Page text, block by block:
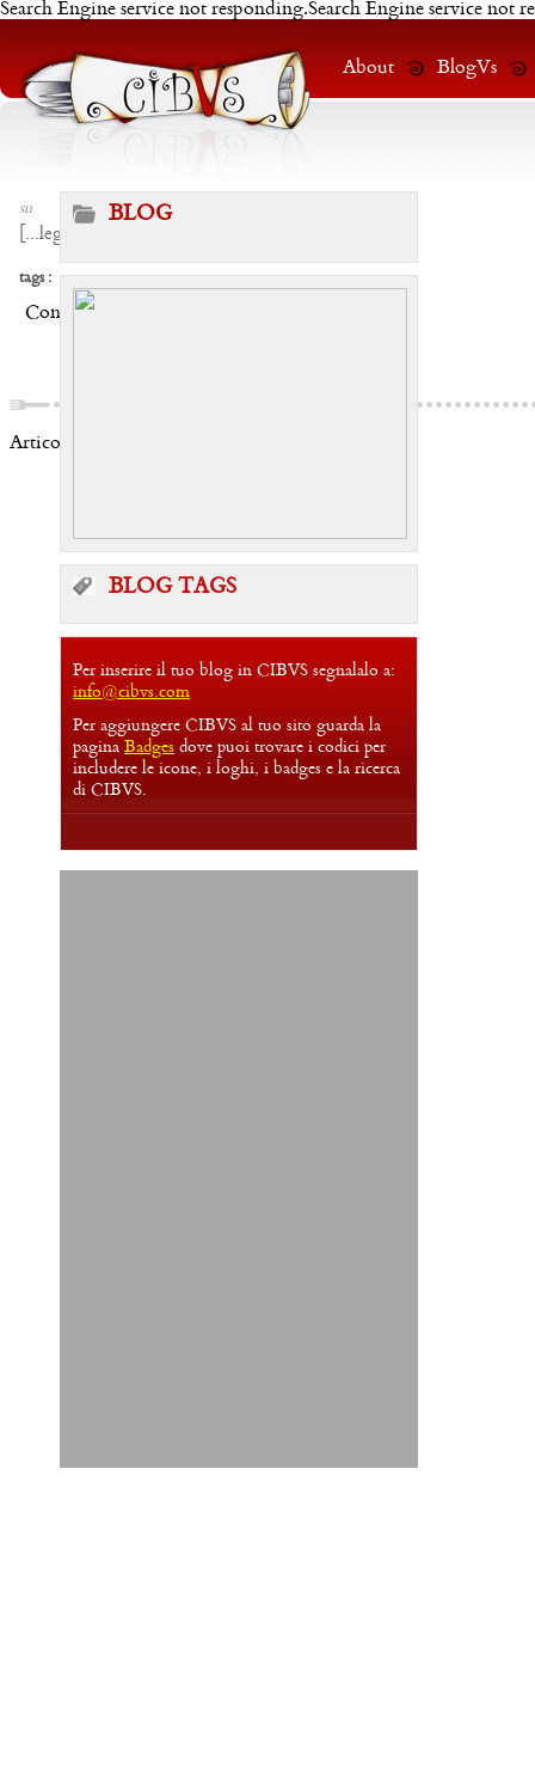
Search Engine service not responding.Search Engine service not
About BlogVs
su
...leggi
tags :
Condividi:
Articoli correlati:
BLOG
BLOG TAGS
Per inserire il tuo blog in CIBVS segnalalo a:
info@cibvs.com
Per aggiungere CIBVS al tuo sito guarda la
pagina Badges dove puoi trovare i codici per
includere le icone, i loghi, i badges e la ricerca
di CIBVS.